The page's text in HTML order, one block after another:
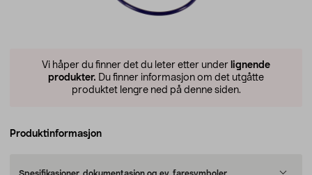
Vi håper du finner det du leter etter under lignende
produkter. Du finner informasjon om det utgåtte
produktet lengre ned på denne siden.
Produktinformasjon